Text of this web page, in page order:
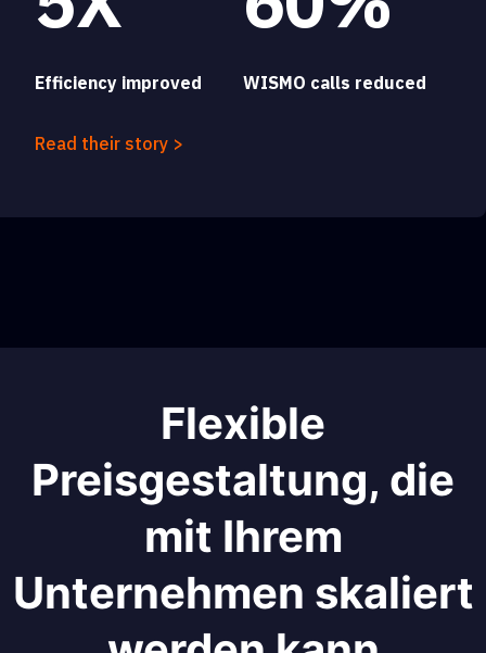
Efficiency improved WISMO calls reduced
Read their story >
Flexible
Preisgestaltung, die
mit Ihrem
Unternehmen skaliert